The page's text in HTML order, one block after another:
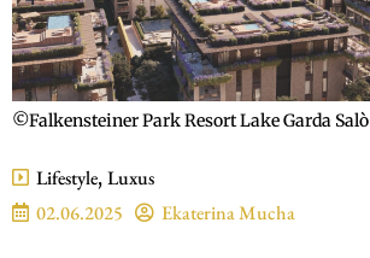
©Falkensteiner Park Resort Lake Garda Salò
Lifestyle, Luxus
02.06.2025
Ekaterina Mucha